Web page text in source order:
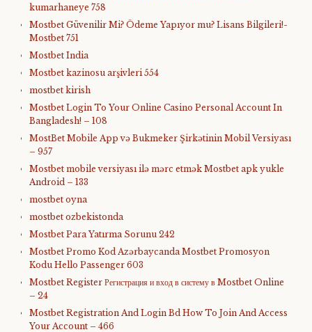
kumarhaneye 758
Mostbet Güvenilir Mi? Ödeme Yapıyor mu? Lisans Bilgileri!-
Mostbet 751
Mostbet India
Mostbet kazinosu arşivleri 554
mostbet kirish
Mostbet Login To Your Online Casino Personal Account In
Bangladesh! – 108
MostBet Mobile App və Bukmeker Şirkətinin Mobil Versiyası
– 957
Mostbet mobile versiyası ilə mərc etmək Mostbet apk yukle
Android – 133
mostbet oyna
mostbet ozbekistonda
Mostbet Para Yatırma Sorunu 242
Mostbet Promo Kod Azərbaycanda Mostbet Promosyon
Kodu Hello Passenger 603
Mostbet Register Регистрация и вход в систему в Mostbet Online
– 24
Mostbet Registration And Login Bd How To Join And Access
Your Account – 466